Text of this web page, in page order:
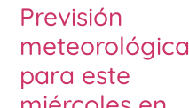
Previsión
meteorológica
para este